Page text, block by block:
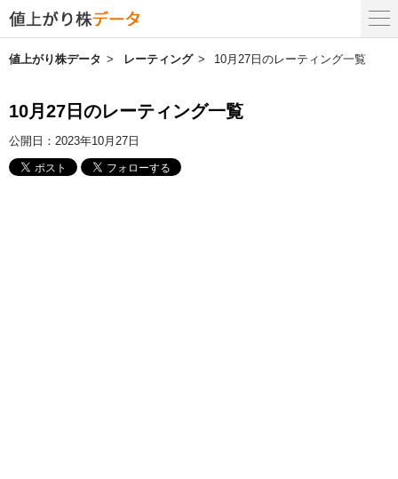
値上がり株データ レーティング 10月27日のレーティング一覧
10月27日のレーティング一覧
公開日： 2023年10月27日